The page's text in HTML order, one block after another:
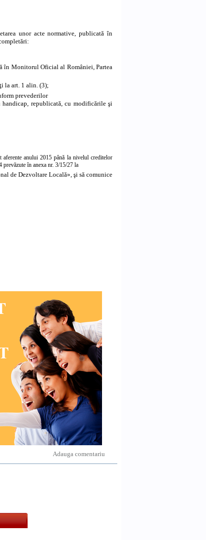
unor acte normative, publicată în
în Monitorul Oficial al României, Partea
la art. 1 alin. (3);
prevederilor
republicată, cu modificările şi
aferente anului 2015 până la nivelul creditelor
prevăzute în anexa nr. 3/15/27 la
de Dezvoltare Locală», şi să comunice
Adauga comentariu